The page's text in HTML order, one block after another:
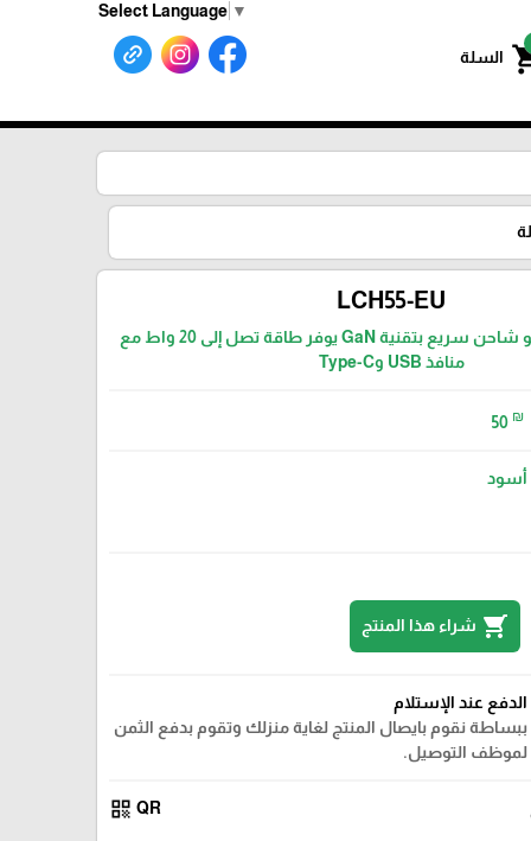
Select Language ▼
السلة
LCH55-EU
LENYES LCH55 هو شاحن سريع بتقنية GaN يوفر طاقة تصل إلى 20 واط مع
منافذ USB وType-C
50 ₪
أسود
shopping_cart شراء هذا المنتج
الدفع عند الإستلام
ببساطة نقوم بايصال المنتج لغاية منزلك وتقوم بدفع الثمن
لموظف التوصيل.
QR
qr_code